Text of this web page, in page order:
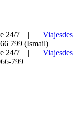
24/7
|
799 (Ismail)
24/7
|
799